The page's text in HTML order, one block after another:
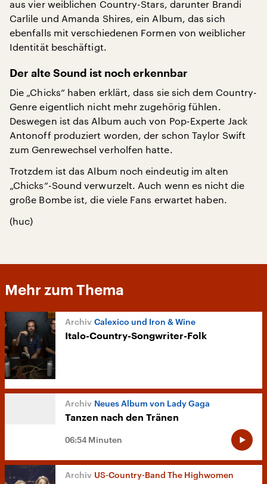
aus vier weiblichen Country-Stars, darunter Brandi
Carlile und Amanda Shires, ein Album, das sich
ebenfalls mit verschiedenen Formen von weiblicher
Identität beschäftigt.
Der alte Sound ist noch erkennbar
Die „Chicks“ haben erklärt, dass sie sich dem Country-
Genre eigentlich nicht mehr zugehörig fühlen.
Deswegen ist das Album auch von Pop-Experte Jack
Antonoff produziert worden, der schon Taylor Swift
zum Genrewechsel verholfen hatte.
Trotzdem ist das Album noch eindeutig im alten
„Chicks“-Sound verwurzelt. Auch wenn es nicht die
große Bombe ist, die viele Fans erwartet haben.
(huc)
Mehr zum Thema
Calexico und Iron & Wine
Italo-Country-Songwriter-Folk
Neues Album von Lady Gaga
Tanzen nach den Tränen
06:54 Minuten
US-Country-Band The Highwomen